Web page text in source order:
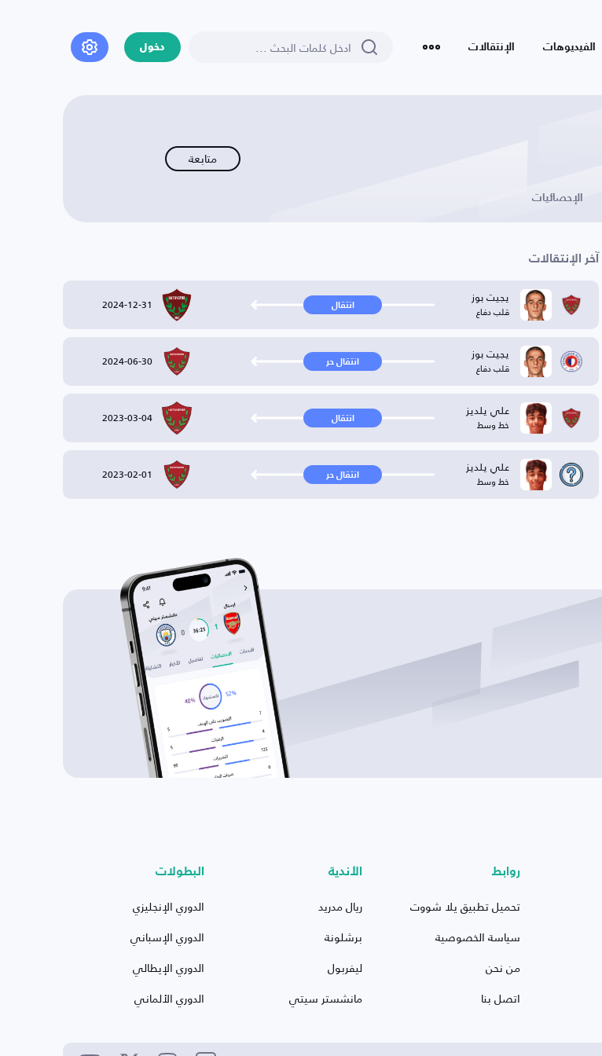
الفيديوهات الإنتقالات دخول
متابعة
الإحصائيات
آخر الإنتقالات
يجيت بوز
قلب دفاع انتقال 2024-12-31
يجيت بوز
قلب دفاع انتقال حر 2024-06-30
علي يلديز
خط وسط انتقال 2023-03-04
علي يلديز
خط وسط انتقال حر 2023-02-01
روابط
تحميل تطبيق يلا شووت
سياسة الخصوصية
من نحن
اتصل بنا
الأندية
ريال مدريد
برشلونة
ليفربول
مانشستر سيتي
البطولات
الدوري الإنجليزي
الدوري الإسباني
الدوري الإيطالي
الدوري الألماني